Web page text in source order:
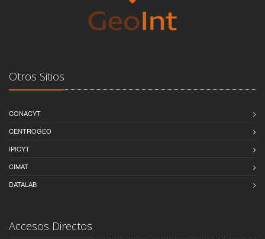
Otros Sitios
CONACYT
CENTROGEO
IPICYT
CIMAT
DATALAB
Accesos Directos